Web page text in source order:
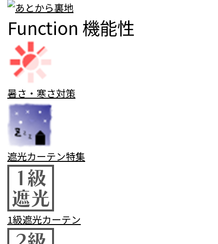
Function 機能性
暑さ・寒さ対策
遮光カーテン特集
1級遮光カーテン